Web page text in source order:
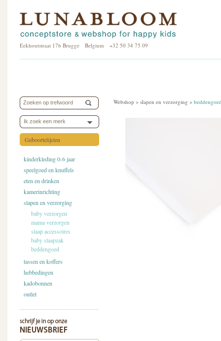
Eekhoutstraat 17b Brugge Belgium +32 50 34 75 09
Ik zoek een merk
Geboortelijsten
kinderkleding 0-6 jaar
speelgoed en knuffels
eten en drinken
kamerinrichting
slapen en verzorging
baby verzorgen
mama verzorgen
slaap accessoires
baby slaapzak
beddengoed
tassen en koffers
hebbedingen
kadobonnen
outlet
Webshop > slapen en verzorging >